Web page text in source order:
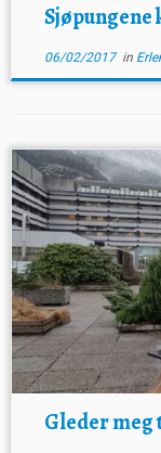
06/02/2017in
Gleder meg